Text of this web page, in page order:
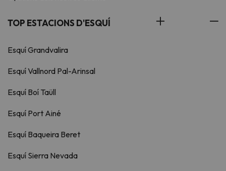
TOP ESTACIONS D'ESQUÍ
Esquí Grandvalira
Esquí Vallnord Pal-Arinsal
Esquí Boí Taüll
Esquí Port Ainé
Esquí Baqueira Beret
Esquí Sierra Nevada